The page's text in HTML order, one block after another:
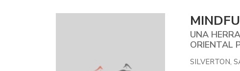
UNA
ORIENTAL
SILVERTON,